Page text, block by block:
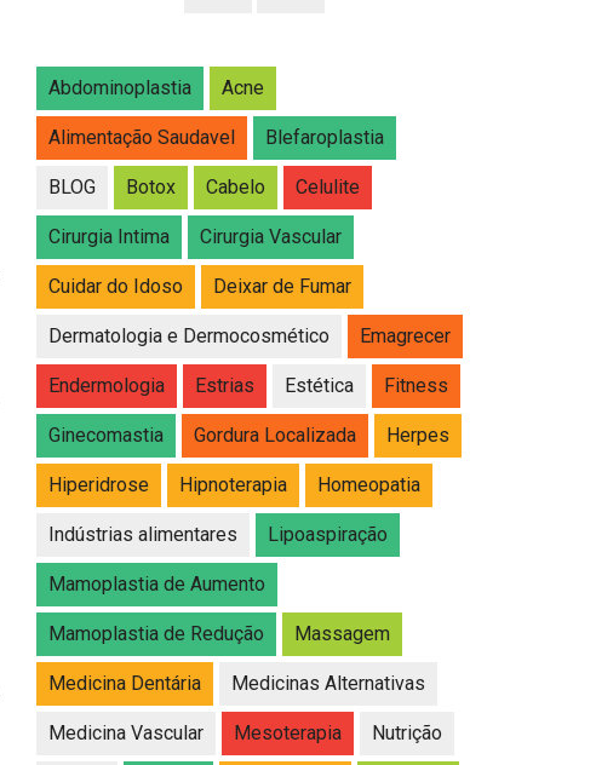
Abdominoplastia Acne
Alimentação Saudavel Blefaroplastia
BLOG Botox Cabelo Celulite
Cirurgia Intima Cirurgia Vascular
Cuidar do Idoso Deixar de Fumar
Dermatologia e Dermocosmético Emagrecer
Endermologia Estrias Estética Fitness
Ginecomastia Gordura Localizada Herpes
Hiperidrose Hipnoterapia Homeopatia
Indústrias alimentares Lipoaspiração
Mamoplastia de Aumento
Mamoplastia de Redução Massagem
Medicina Dentária Medicinas Alternativas
Medicina Vascular Mesoterapia Nutrição